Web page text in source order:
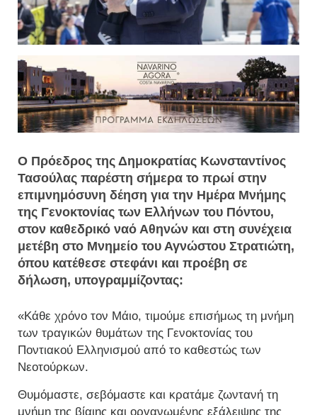
Ο Πρόεδρος της Δημοκρατίας Κωνσταντίνος
Τασούλας παρέστη σήμερα το πρωί στην
επιμνημόσυνη δέηση για την Ημέρα Μνήμης
της Γενοκτονίας των Ελλήνων του Πόντου,
στον καθεδρικό ναό Αθηνών και στη συνέχεια
μετέβη στο Μνημείο του Αγνώστου Στρατιώτη,
όπου κατέθεσε στεφάνι και προέβη σε
δήλωση, υπογραμμίζοντας:
«Κάθε χρόνο τον Μάιο, τιμούμε επισήμως τη μνήμη
των τραγικών θυμάτων της Γενοκτονίας του
Ποντιακού Ελληνισμού από το καθεστώς των
Νεοτούρκων.
Θυμόμαστε, σεβόμαστε και κρατάμε ζωντανή τη
μνήμη της βίαιης και οργανωμένης εξάλειψης της